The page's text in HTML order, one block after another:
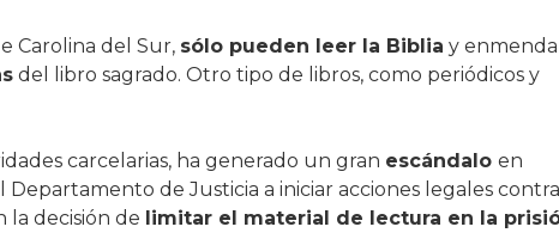
Carolina del Sur, sólo pueden leer la Biblia y
del libro sagrado. Otro tipo de libros, como periódicos y
carcelarias, ha generado un gran escándalo en
Departamento de Justicia a iniciar acciones legales contra
la decisión de limitar el material de lectura en la